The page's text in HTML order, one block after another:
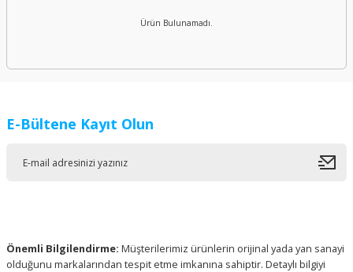
Ürün Bulunamadı.
E-Bültene Kayıt Olun
Önemli Bilgilendirme: Müşterilerimiz ürünlerin orijinal yada yan sanayi
olduğunu markalarından tespit etme imkanına sahiptir. Detaylı bilgiyi